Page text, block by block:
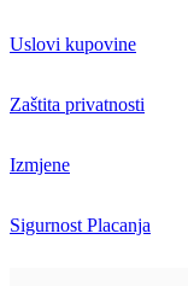
Uslovi kupovine
Zaštita privatnosti
Izmjene
Sigurnost Placanja